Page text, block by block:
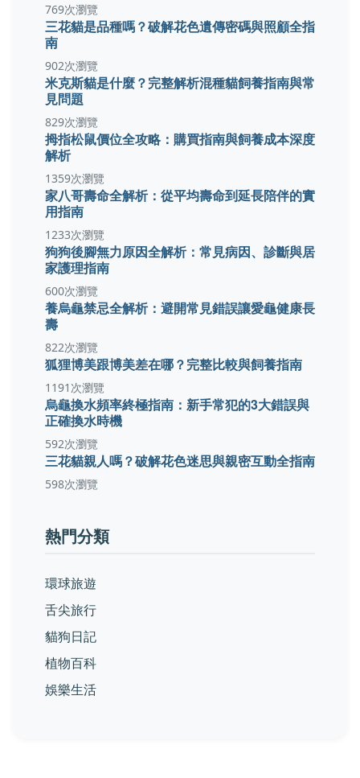
769次瀏覽
三花貓是品種嗎？破解花色遺傳密碼與照顧全指
南
902次瀏覽
米克斯貓是什麼？完整解析混種貓飼養指南與常
見問題
829次瀏覽
拇指松鼠價位全攻略：購買指南與飼養成本深度
解析
1359次瀏覽
家八哥壽命全解析：從平均壽命到延長陪伴的實
用指南
1233次瀏覽
狗狗後腳無力原因全解析：常見病因、診斷與居
家護理指南
600次瀏覽
養烏龜禁忌全解析：避開常見錯誤讓愛龜健康長
壽
822次瀏覽
狐狸博美跟博美差在哪？完整比較與飼養指南
1191次瀏覽
烏龜換水頻率終極指南：新手常犯的3大錯誤與
正確換水時機
592次瀏覽
三花貓親人嗎？破解花色迷思與親密互動全指南
598次瀏覽
熱門分類
環球旅遊
舌尖旅行
貓狗日記
植物百科
娛樂生活